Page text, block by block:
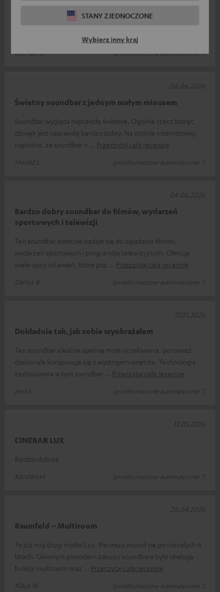
STANY ZJEDNOCZONE
Wybierz inny kraj
Super Soundbar
Szybka dostawa, łatwy montaż, świetny dźwięk.
Michael S.
(przetłumaczone automatycznie *)
Świetny soundbar z jednym małym minusem
Soundbar wygląda naprawdę świetnie. Ogólnie rzecz biorąc,
dźwięk jest naprawdę bardzo dobry. Na stronie internetowej
napisano, że soundbar n
Przeczytaj całą recenzję
Harald L.
(przetłumaczone automatycznie *)
06.06.2026
Bardzo dobry soundbar do filmów, wydarzeń
sportowych i telewizji
Ten soundbar świetnie nadaje się do oglądania filmów,
wydarzeń sportowych i programów telewizyjnych. Oferuje
wiele opcji ustawień, które poz
Przeczytaj całą recenzję
Darius B.
(przetłumaczone automatycznie *)
04.06.2026
Dokładnie tak, jak sobie wyobrażałem
Ten soundbar idealnie spełnia moje oczekiwania, ponieważ
doskonale komponuje się z wystrojem wnętrza. Technologia
zastosowana w tym soundbar
Przeczytaj całą recenzję
jens s.
(przetłumaczone automatycznie *)
17.05.2026
CINEBAR LUX
Bardzo dobrze
Karsten H.
(przetłumaczone automatycznie *)
13.05.2026
Raumfeld – Multiroom
To już mój drugi model Lux. Pierwszy zepsuł się po niecałych 6
latach. Głównym powodem zakupu soundbara była obsługa
funkcji multiroom oraz
Przeczytaj całą recenzję
Klaus W.
(przetłumaczone automatycznie *)
28.04.2026